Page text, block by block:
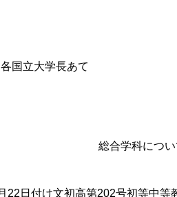
国立大学長あて
総合学科につい
日付け文初高第202号初等中等